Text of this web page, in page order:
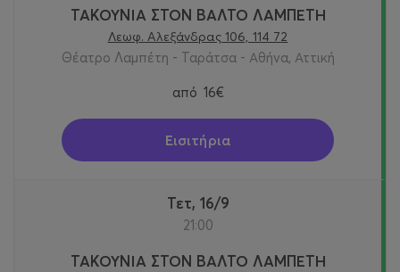
ΤΑΚΟΥΝΙΑ ΣΤΟΝ ΒΑΛΤΟ ΛΑΜΠΕΤΗ
Λεωφ. Αλεξάνδρας 106, 114 72
Θέατρο Λαμπέτη - Ταράτσα - Αθήνα, Αττική
από 16€
Εισιτήρια
Τετ, 16/9
21:00
ΤΑΚΟΥΝΙΑ ΣΤΟΝ ΒΑΛΤΟ ΛΑΜΠΕΤΗ